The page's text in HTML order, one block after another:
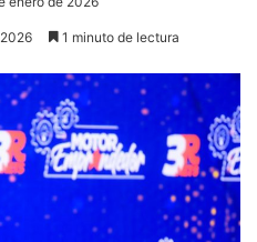
1 minuto de lectura